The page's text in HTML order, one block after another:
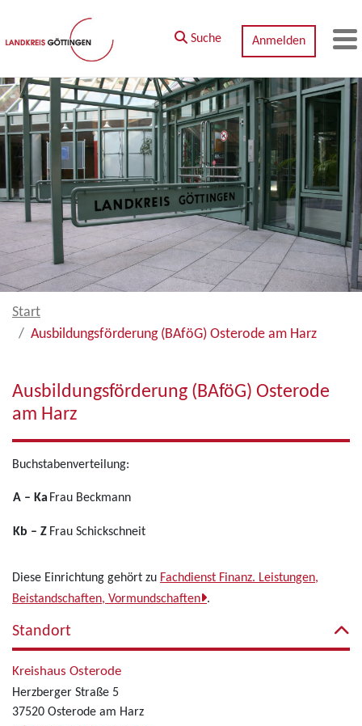
Zum Hauptinhalt springen
Suche Anmelden
Start
Ausbildungsförderung (BAföG) Osterode am Harz
Ausbildungsförderung (BAföG) Osterode
am Harz
Buchstabenverteilung:
A – Ka Frau Beckmann
Kb – Z Frau Schickschneit
Diese Einrichtung gehört zu Fachdienst Finanz. Leistungen,
Beistandschaften, Vormundschaften .
Standort
Kreishaus Osterode
Herzberger Straße 5
37520 Osterode am Harz